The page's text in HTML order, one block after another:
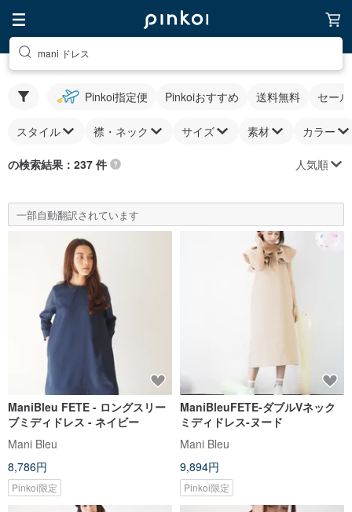
mani ドレス
Pinkoi指定便 Pinkoiおすすめ 送料無料 セー
スタイル 襟・ネック サイズ 素材 カラー
の検索結果：237 件 人気順
一部自動翻訳されています
ManiBleu FETE - ロングスリー
ブミディドレス - ネイビー
Mani Bleu
8,786円
Pinkoi限定
ManiBleuFETE-ダブルVネック
ミディドレス-ヌード
Mani Bleu
9,894円
Pinkoi限定